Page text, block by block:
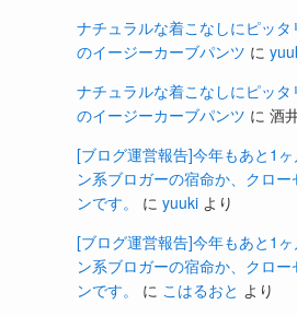
ナチュラルな着こなしにピッタ
のイージーカーブパンツ に
ナチュラルな着こなしにピッタ
のイージーカーブパンツ に 酒
[ブログ運営報告]今年もあと1
ン系ブロガーの宿命か、クロ
ンです。
に yuuki より
[ブログ運営報告]今年もあと1
ン系ブロガーの宿命か、クロ
ンです。
に こはるおと より